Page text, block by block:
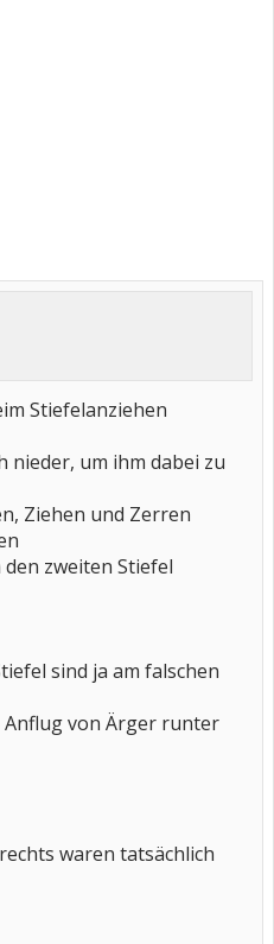
Stiefelanziehen
nieder, um ihm dabei zu
Ziehen und Zerren
zweiten Stiefel
sind ja am falschen
von Ärger runter
waren tatsächlich